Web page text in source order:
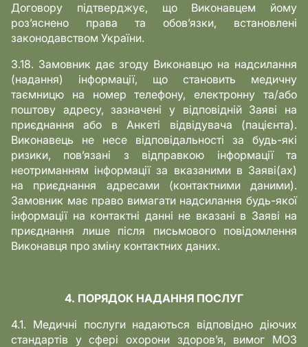
Договору підтверджує, що Виконавцем йому
роз’яснено права та обов’язки, встановлені
законодавством України.
3.18. Замовник дає згоду Виконавцю на надсилання
(надання) інформації, що становить медичну
таємницю на номер телефону, електронну та/або
поштову адресу, зазначені у відповідній Заяві на
приєднання або в Анкеті відвідувача (пацієнта).
Виконавець не несе відповідальності за будь-які
ризики, пов’язані з відправкою інформації та
неотриманням інформації за вказаними в Заяві(ах)
на приєднання адресами (контактними даними).
Замовник має право вимагати надсилання будь-якої
інформації на контактні данні не вказані в Заяві на
приєднання лише після письмового повідомлення
Виконавця про зміну контактних даних.
4. ПОРЯДОК НАДАННЯ ПОСЛУГ
4.1. Медичні послуги надаються відповідно діючих
стандартів у сфері охорони здоров’я, вимог МОЗ